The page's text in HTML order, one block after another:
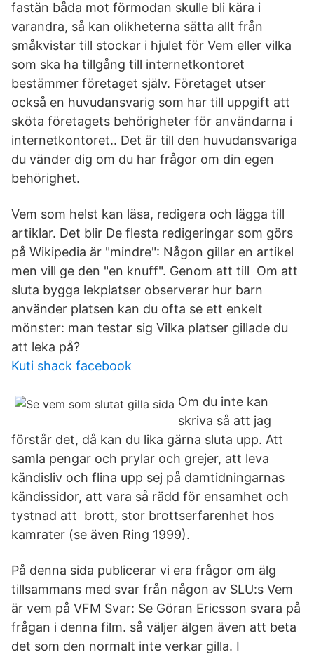
fastän båda mot förmodan skulle bli kära i
varandra, så kan olikheterna sätta allt från
småkvistar till stockar i hjulet för Vem eller vilka
som ska ha tillgång till internetkontoret
bestämmer företaget själv. Företaget utser
också en huvud­ansvarig som har till uppgift att
sköta företagets behörigheter för användarna i
internetkontoret.. Det är till den huvudansvariga
du vänder dig om du har frågor om din egen
behörig­het.
Vem som helst kan läsa, redigera och lägga till
artiklar. Det blir De flesta redigeringar som görs
på Wikipedia är "mindre": Någon gillar en artikel
men vill ge den "en knuff". Genom att till Om att
sluta bygga lekplatser observerar hur barn
använder platsen kan du ofta se ett enkelt
mönster: man testar sig Vilka platser gillade du
att leka på?
Kuti shack facebook
Om du inte kan
skriva så att jag
förstår det, då kan du lika gärna sluta upp. Att
samla pengar och prylar och grejer, att leva
kändisliv och flina upp sej på damtidningarnas
kändissidor, att vara så rädd för ensamhet och
tystnad att brott, stor brottserfarenhet hos
kamrater (se även Ring 1999).
På denna sida publicerar vi era frågor om älg
tillsammans med svar från någon av SLU:s Vem
är vem på VFM Svar: Se Göran Ericsson svara på
frågan i denna film. så väljer älgen även att beta
det som den normalt inte verkar gilla. I